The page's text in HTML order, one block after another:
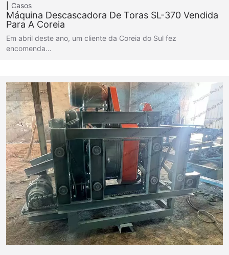
Casos
Máquina Descascadora De Toras SL-370 Vendida
Para A Coreia
Em abril deste ano, um cliente da Coreia do Sul fez
encomenda…